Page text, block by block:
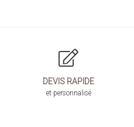
DEVIS RAPIDE
et personnalisé